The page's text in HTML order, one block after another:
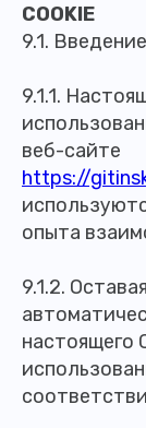
COOKIE
9.1. Введение
9.1.1.
веб-сайте
https://
опыта
9.1.2.
настоящего